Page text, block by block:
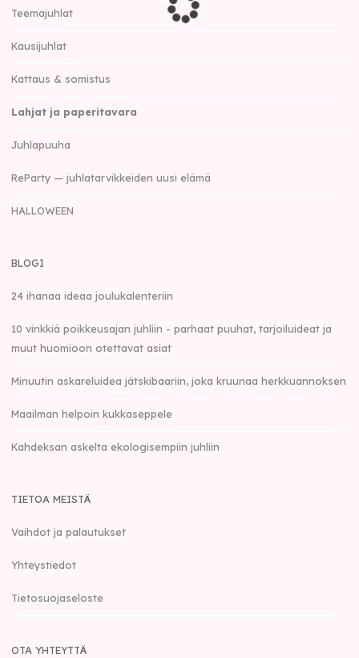
Teemajuhlat
Kausijuhlat
Kattaus & somistus
Lahjat ja paperitavara
Juhlapuuha
ReParty — juhlatarvikkeiden uusi elämä
HALLOWEEN
BLOGI
24 ihanaa ideaa joulukalenteriin
10 vinkkiä poikkeusajan juhliin - parhaat puuhat, tarjoiluideat ja
muut huomioon otettavat asiat
Minuutin askareluidea jätskibaariin, joka kruunaa herkkuannoksen
Maailman helpoin kukkaseppele
Kahdeksan askelta ekologisempiin juhliin
TIETOA MEISTÄ
Vaihdot ja palautukset
Yhteystiedot
Tietosuojaseloste
OTA YHTEYTTÄ